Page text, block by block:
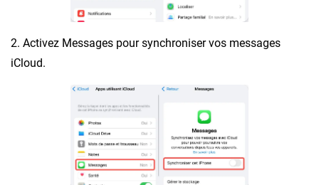
2. Activez Messages pour synchroniser vos messages
iCloud.